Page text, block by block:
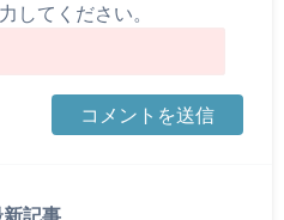
してください。
記事